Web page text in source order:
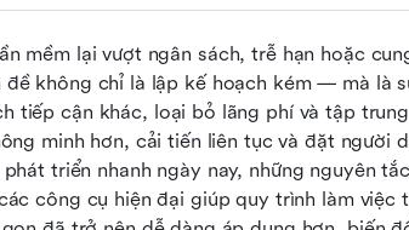
mềm lại vượt ngân sách, trễ hạn hoặc
đề không chỉ là lập kế hoạch kém — mà là
tiếp cận khác, loại bỏ lãng phí và tập
minh hơn, cải tiến liên tục và đặt người
triển nhanh ngày nay, những nguyên
công cụ hiện đại giúp quy trình làm việc